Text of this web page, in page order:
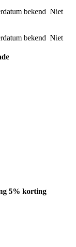
bekend Niet
bekend Niet
5% korting